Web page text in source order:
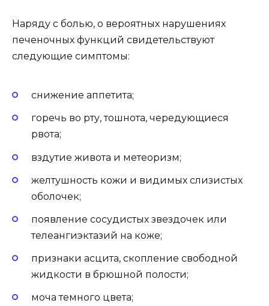
Наряду с болью, о вероятных нарушениях
печеночных функций свидетельствуют
следующие симптомы:
снижение аппетита;
горечь во рту, тошнота, чередующиеся
рвота;
вздутие живота и метеоризм;
желтушность кожи и видимых слизистых
оболочек;
появление сосудистых звездочек или
телеангиэктазий на коже;
признаки асцита, скопление свободной
жидкости в брюшной полости;
моча темного цвета;